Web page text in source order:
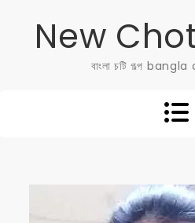
New
বাংলা চটি গল্প